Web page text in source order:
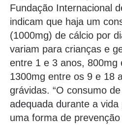
Fundação Internacional
indicam que haja um
(1000mg) de cálcio por
variam para crianças e
entre 1 e 3 anos, 800mg
1300mg entre os 9 e 18
grávidas. “O consumo
adequada durante a
uma forma de